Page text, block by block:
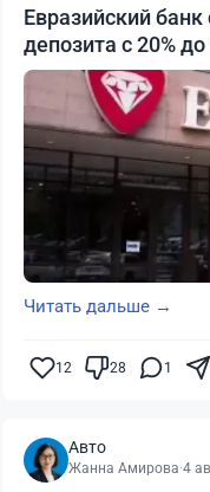
Евразийский
депозита с 20% до
Читать дальше →
12 28 1
Авто
Жанна Амирова·4